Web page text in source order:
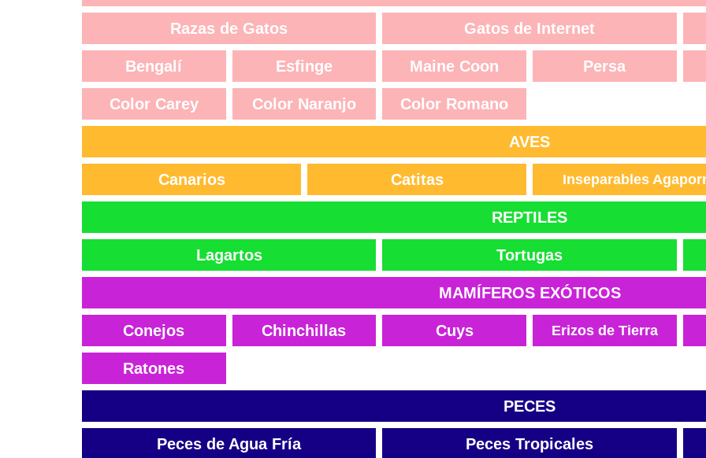
Razas de Gatos Gatos de Internet
Bengalí Esfinge Maine Coon Persa
Color Carey Color Naranjo Color Romano
AVES
Canarios Catitas Inseparables
REPTILES
Lagartos Tortugas
MAMÍFEROS EXÓTICOS
Conejos Chinchillas Cuys Erizos de Tierra
Ratones
PECES
Peces de Agua Fría Peces Tropicales